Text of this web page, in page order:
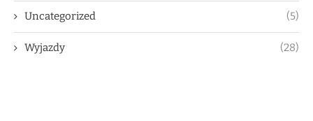
Uncategorized (5)
Wyjazdy (28)